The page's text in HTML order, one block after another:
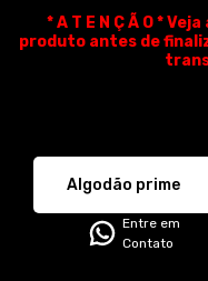
* A T E N Ç Ã O *
produto antes de
Entre em
Contato